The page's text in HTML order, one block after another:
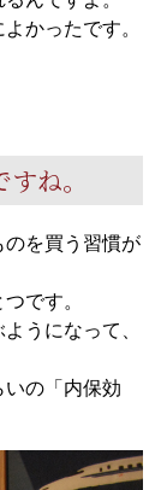
かったです。
ね。
を買う習慣が
です。
うになって、
の「内保効